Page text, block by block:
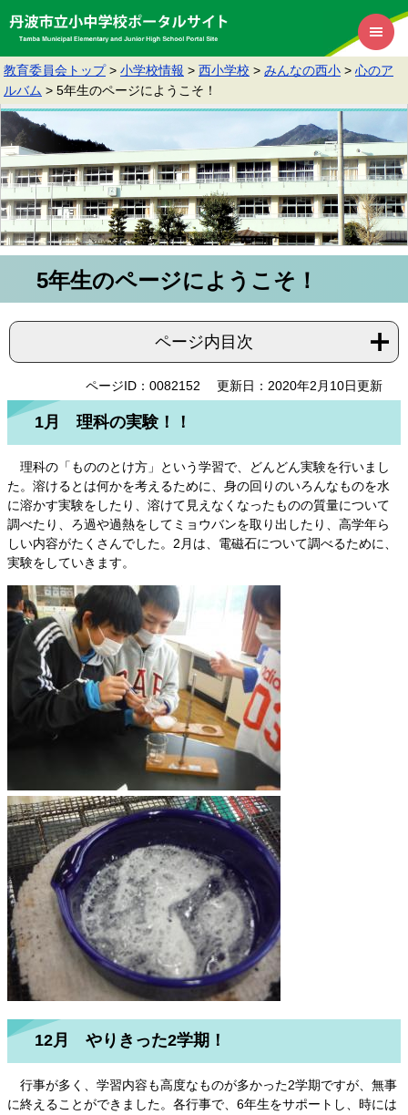
教育委員会トップ > 小学校情報 > 西小学校 > みんなの西小 > 心のア
ルバム > 5年生のページにようこそ！
5年生のページにようこそ！
ページ内目次
ページID：0082152 更新日：2020年2月10日更新
1月 理科の実験！！
理科の「もののとけ方」という学習で、どんどん実験を行いまし
た。溶けるとは何かを考えるために、身の回りのいろんなものを水
に溶かす実験をしたり、溶けて見えなくなったものの質量について
調べたり、ろ過や過熱をしてミョウバンを取り出したり、高学年ら
しい内容がたくさんでした。2月は、電磁石について調べるために、
実験をしていきます。
12月 やりきった2学期！
行事が多く、学習内容も高度なものが多かった2学期ですが、無事
に終えることができました。各行事で、6年生をサポートし、時には